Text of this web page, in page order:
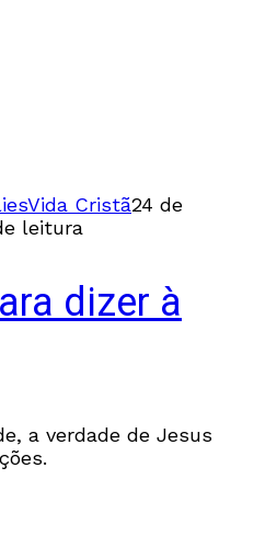
Vida Cristã24 de
leitura
dizer à
a verdade de Jesus